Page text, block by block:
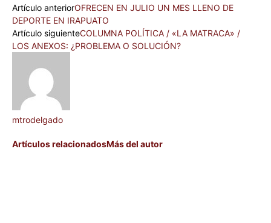
Artículo anteriorOFRECEN EN JULIO UN MES LLENO DE
DEPORTE EN IRAPUATO
Artículo siguienteCOLUMNA POLÍTICA / «LA MATRACA» /
LOS ANEXOS: ¿PROBLEMA O SOLUCIÓN?
mtrodelgado
Artículos relacionadosMás del autor